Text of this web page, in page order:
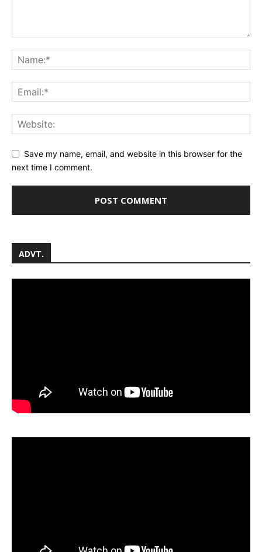
Save my name, email, and website in this browser for the
next time I comment.
ADVT.